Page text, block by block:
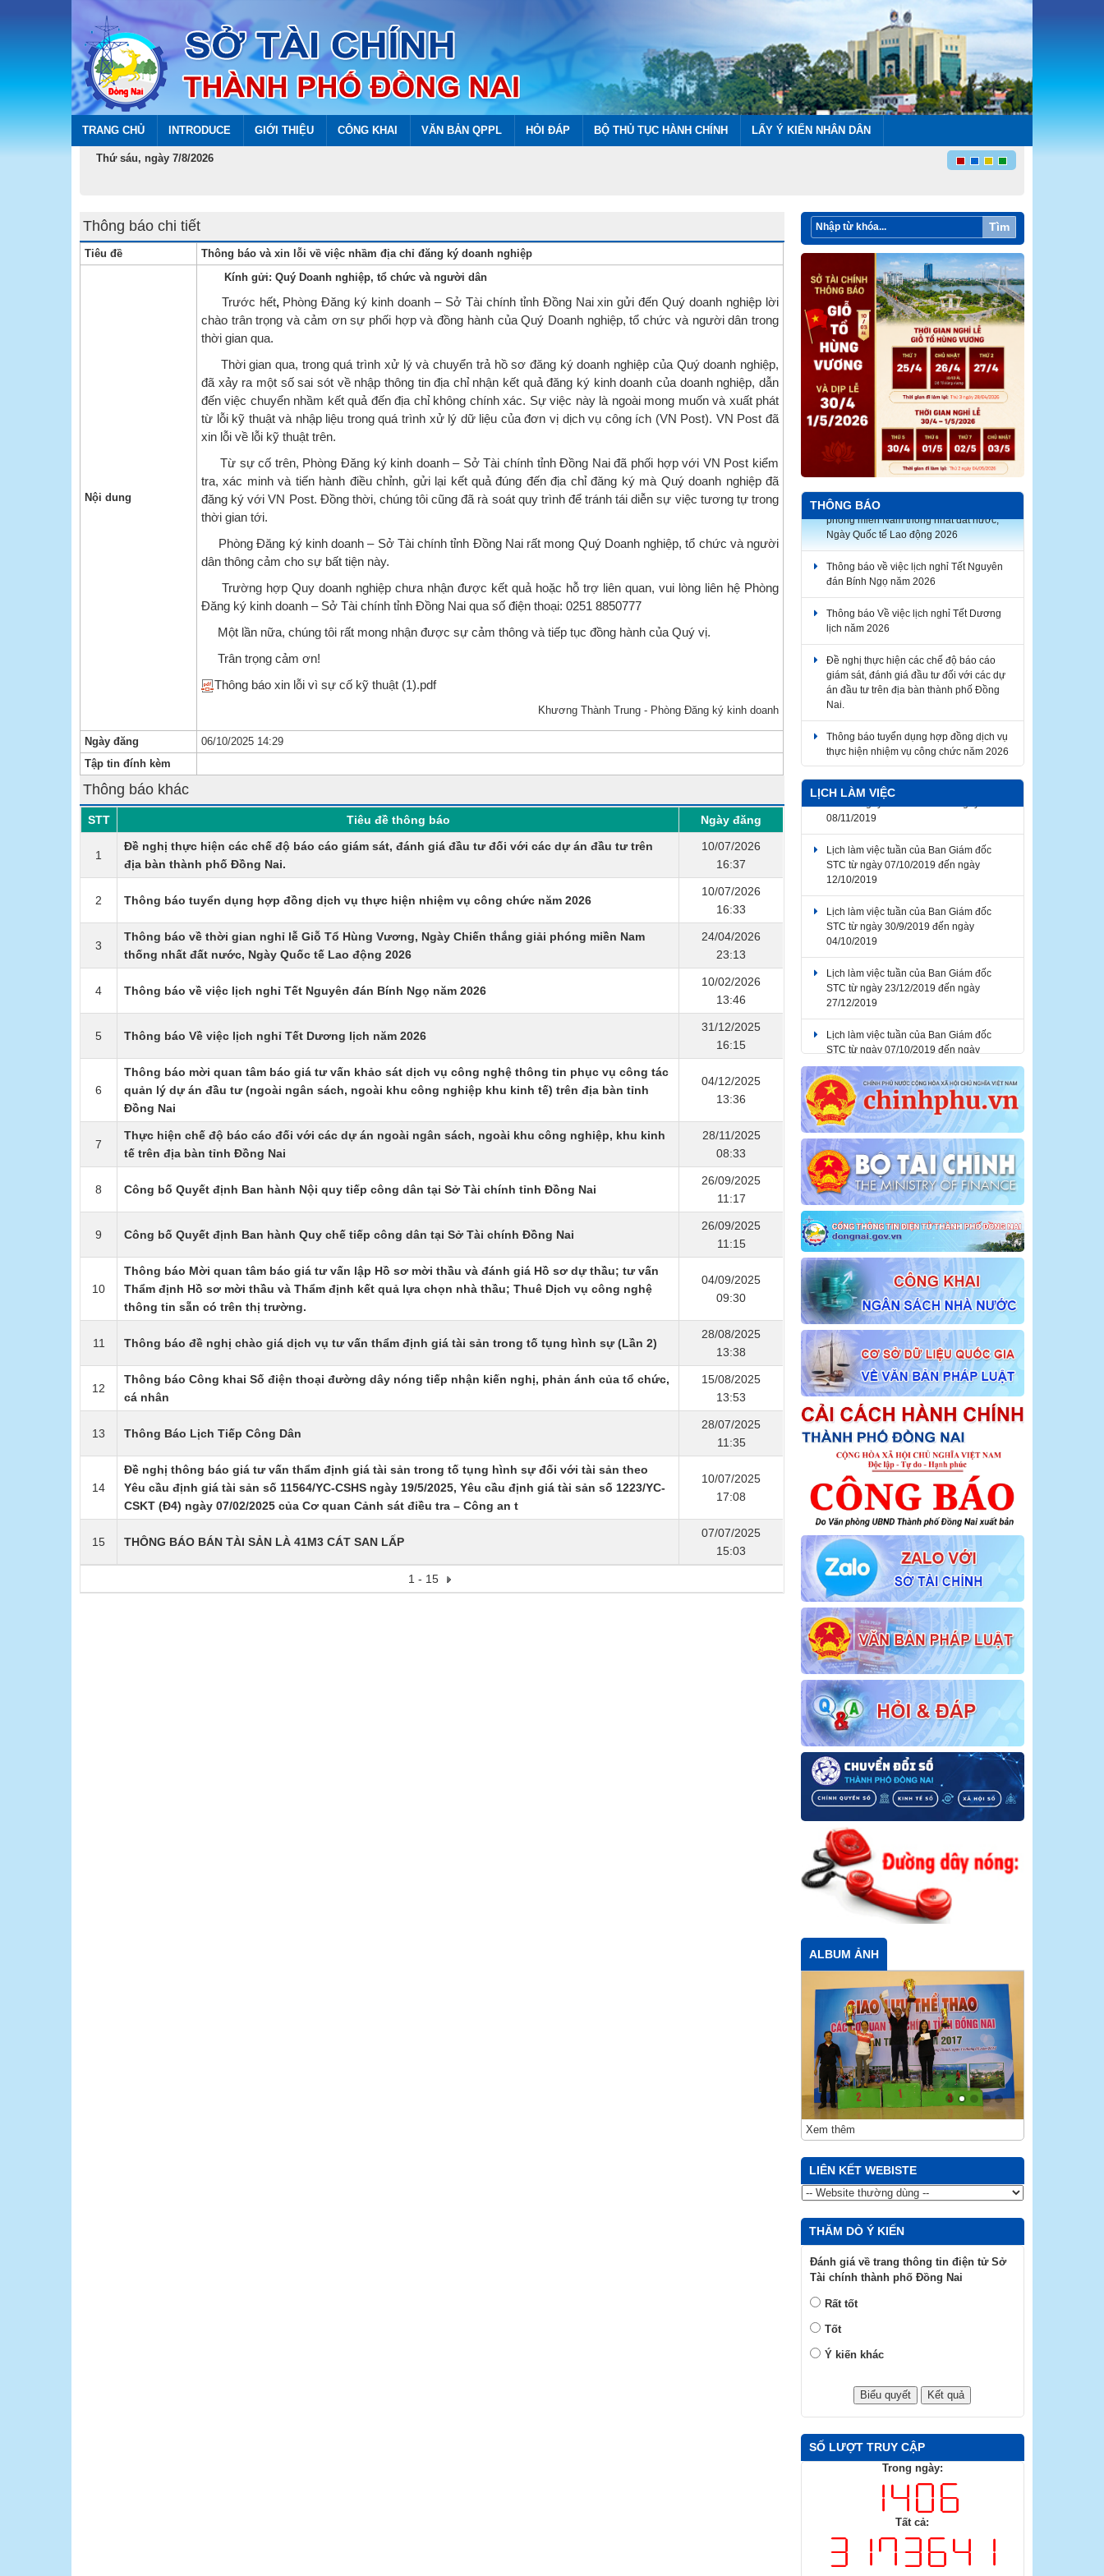
TRANG CHỦ INTRODUCE GIỚI THIỆU CÔNG KHAI VĂN BẢN QPPL HỎI ĐÁP BỘ THỦ TỤC HÀNH CHÍNH LẤY Ý KIẾN NHÂN DÂN
Thứ sáu, ngày 7/8/2026
Tìm
Thông báo chi tiết
Tiêu đề Thông báo và xin lỗi về việc nhầm địa chỉ đăng ký doanh nghiệp
Nội dung
Kính gửi: Quý Doanh nghiệp, tổ chức và người dân
Trước hết,Phòng Đăng ký kinh doanh – Sở Tài chính tỉnh Đồng Nai xin gửi đến Quý doanh nghiệp lời
chào trân trọng và cảm ơn sự phối hợp và đồng hành của Quý Doanh nghiệp, tổ chức và người dân trong
thời gian qua.
Thời gian qua, trong quá trình xử lý và chuyển trả hồ sơ đăng ký doanh nghiệp của Quý doanh nghiệp,
đã xảy ra một số sai sót về nhập thông tin địa chỉ nhận kết quả đăng ký kinh doanh của doanh nghiệp, dẫn
đến việc chuyển nhầm kết quả đến địa chỉ không chính xác. Sự việc này là ngoài mong muốn và xuất phát
từ lỗi kỹ thuật và nhập liệu trong quá trình xử lý dữ liệu của đơn vị dịch vụ công ích (VN Post). VN Post đã
xin lỗi về lỗi kỹ thuật trên.
Từ sự cố trên, Phòng Đăng ký kinh doanh – Sở Tài chính tỉnh Đồng Nai đã phối hợp với VN Post kiểm
tra, xác minh và tiến hành điều chỉnh, gửi lại kết quả đúng đến địa chỉ đăng ký mà Quý doanh nghiệp đã
đăng ký với VN Post. Đồng thời, chúng tôi cũng đã rà soát quy trình để tránh tái diễn sự việc tương tự trong
thời gian tới.
Phòng Đăng ký kinh doanh – Sở Tài chính tỉnh Đồng Nai rất mong Quý Doanh nghiệp, tổ chức và người
dân thông cảm cho sự bất tiện này.
Trường hợp Quy doanh nghiệp chưa nhận được kết quả hoặc hỗ trợ liên quan, vui lòng liên hệ Phòng
Đăng ký kinh doanh – Sở Tài chính tỉnh Đồng Nai qua số điện thoại: 0251 8850777
Một lần nữa, chúng tôi rất mong nhận được sự cảm thông và tiếp tục đồng hành của Quý vị.
Trân trọng cảm ơn!
Thông báo xin lỗi vì sự cố kỹ thuật (1).pdf
Khương Thành Trung - Phòng Đăng ký kinh doanh
Ngày đăng
06/10/2025 14:29
Tập tin đính kèm
Thông báo khác
STT Tiêu đề thông báo Ngày đăng
1
Đề nghị thực hiện các chế độ báo cáo giám sát, đánh giá đầu tư đối với các dự án đầu tư trên
địa bàn thành phố Đồng Nai.
10/07/2026
16:37
2 Thông báo tuyển dụng hợp đồng dịch vụ thực hiện nhiệm vụ công chức năm 2026
10/07/2026
16:33
3
Thông báo về thời gian nghỉ lễ Giỗ Tổ Hùng Vương, Ngày Chiến thắng giải phóng miền Nam
thống nhất đất nước, Ngày Quốc tế Lao động 2026
24/04/2026
23:13
4 Thông báo về việc lịch nghỉ Tết Nguyên đán Bính Ngọ năm 2026
10/02/2026
13:46
5 Thông báo Về việc lịch nghỉ Tết Dương lịch năm 2026
31/12/2025
16:15
6
Thông báo mời quan tâm báo giá tư vấn khảo sát dịch vụ công nghệ thông tin phục vụ công tác
quản lý dự án đầu tư (ngoài ngân sách, ngoài khu công nghiệp khu kinh tế) trên địa bàn tỉnh
Đồng Nai
04/12/2025
13:36
7
Thực hiện chế độ báo cáo đối với các dự án ngoài ngân sách, ngoài khu công nghiệp, khu kinh
tế trên địa bàn tỉnh Đồng Nai
28/11/2025
08:33
8 Công bố Quyết định Ban hành Nội quy tiếp công dân tại Sở Tài chính tỉnh Đồng Nai
26/09/2025
11:17
9 Công bố Quyết định Ban hành Quy chế tiếp công dân tại Sở Tài chính Đồng Nai
26/09/2025
11:15
10
Thông báo Mời quan tâm báo giá tư vấn lập Hồ sơ mời thầu và đánh giá Hồ sơ dự thầu; tư vấn
Thẩm định Hồ sơ mời thầu và Thẩm định kết quả lựa chọn nhà thầu; Thuê Dịch vụ công nghệ
thông tin sẵn có trên thị trường.
04/09/2025
09:30
11 Thông báo đề nghị chào giá dịch vụ tư vấn thẩm định giá tài sản trong tố tụng hình sự (Lần 2)
28/08/2025
13:38
12
Thông báo Công khai Số điện thoại đường dây nóng tiếp nhận kiến nghị, phản ánh của tổ chức,
cá nhân
15/08/2025
13:53
13 Thông Báo Lịch Tiếp Công Dân
28/07/2025
11:35
14
Đề nghị thông báo giá tư vấn thẩm định giá tài sản trong tố tụng hình sự đối với tài sản theo
Yêu cầu định giá tài sản số 11564/YC-CSHS ngày 19/5/2025, Yêu cầu định giá tài sản số 1223/YC-
CSKT (Đ4) ngày 07/02/2025 của Cơ quan Cảnh sát điều tra – Công an t
10/07/2025
17:08
15 THÔNG BÁO BÁN TÀI SẢN LÀ 41M3 CÁT SAN LẤP
07/07/2025
15:03
1 - 15
THÔNG BÁO
Thông báo về thời gian nghỉ lễ Giỗ Tổ
Hùng Vương, Ngày Chiến thắng giải
phóng miền Nam thống nhất đất nước,
Ngày Quốc tế Lao động 2026
đán Bính Ngọ năm 2026
lịch năm 2026
giám sát, đánh giá đầu tư đối với các dự
án đầu tư trên địa bàn thành phố Đồng
Nai.
thực hiện nhiệm vụ công chức năm 2026
LỊCH LÀM VIỆC
Lịch làm việc tuần của Ban Giám đốc
STC từ ngày 04/11/2019 đến ngày
08/11/2019
Lịch làm việc tuần của Ban Giám đốc
STC từ ngày 07/10/2019 đến ngày
12/10/2019
Lịch làm việc tuần của Ban Giám đốc
STC từ ngày 30/9/2019 đến ngày
04/10/2019
Lịch làm việc tuần của Ban Giám đốc
STC từ ngày 23/12/2019 đến ngày
27/12/2019
Lịch làm việc tuần của Ban Giám đốc
STC từ ngày 07/10/2019 đến ngày
12/10/2019
ALBUM ẢNH
Xem thêm
LIÊN KẾT WEBISTE
THĂM DÒ Ý KIẾN
Đánh giá về trang thông tin điện tử Sở
Tài chính thành phố Đồng Nai
Rất tốt
Tốt
Ý kiến khác
SỐ LƯỢT TRUY CẬP
Trong ngày:
Tất cả: